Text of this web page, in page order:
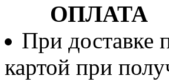
ОПЛАТА
При доставке
картой при